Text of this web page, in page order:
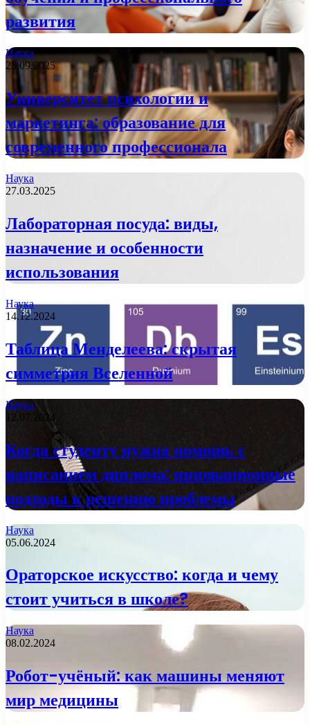
развития
Наука
25.09.2025
Университет психологии и
маркетинга: образование для
современного профессионала
Наука
27.03.2025
Лабораторная посуда: виды,
назначение и особенности
использования
Наука
14.12.2024
Таблица Менделеева: скрытая
симметрия Вселенной
Наука
12.07.2024
Когда студенту нужна помощь с
написанием диплома: инновационные
подходы к решению проблемы
Наука
05.06.2024
Ораторское искусство: когда и чему
стоит учиться в школе?
Наука
08.02.2024
Робот-учёный: как машины меняют
мир медицины